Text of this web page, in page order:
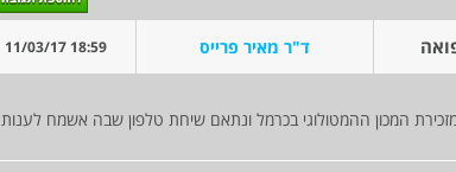
ד"ר מאיר פרייס 18:59 11/03/17
המכון ההמטולוגי בכרמל ונתאם שיחת טלפון שבה אשמח לענות